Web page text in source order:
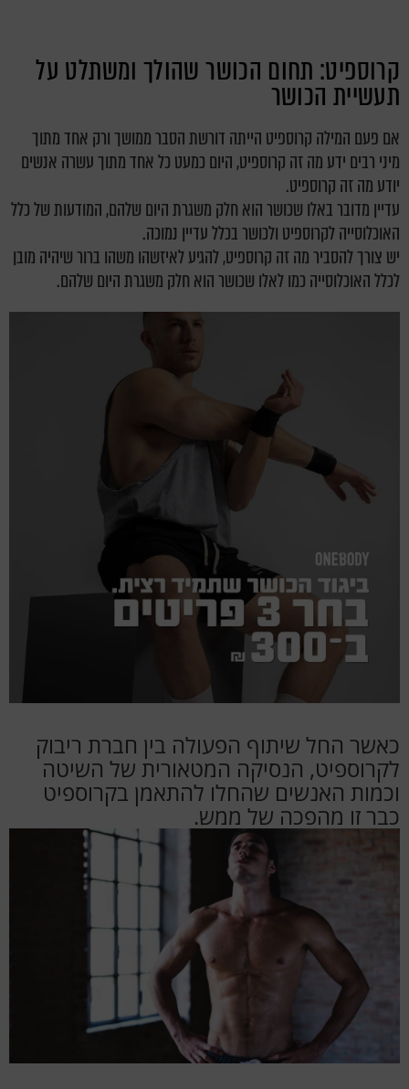
קרוספיט: תחום הכושר שהולך ומשתלט על
תעשיית הכושר
אם פעם המילה קרוספיט הייתה דורשת הסבר ממושך ורק אחד מתוך
מיני רבים ידע מה זה קרוספיט, היום כמעט כל אחד מתוך עשרה אנשים
יודע מה זה קרוספיט.
עדיין מדובר באלו שכושר הוא חלק משגרת היום שלהם, המודעות של כלל
האוכלוסייה לקרוספיט ולכושר בכלל עדיין נמוכה.
יש צורך להסביר מה זה קרוספיט, להגיע לאיזשהו משהו ברור שיהיה מובן
לכלל האוכלוסייה כמו לאלו שכושר הוא חלק משגרת היום שלהם.
כאשר החל שיתוף הפעולה בין חברת ריבוק
לקרוספיט, הנסיקה המטאורית של השיטה
וכמות האנשים שהחלו להתאמן בקרוספיט
כבר זו מהפכה של ממש.